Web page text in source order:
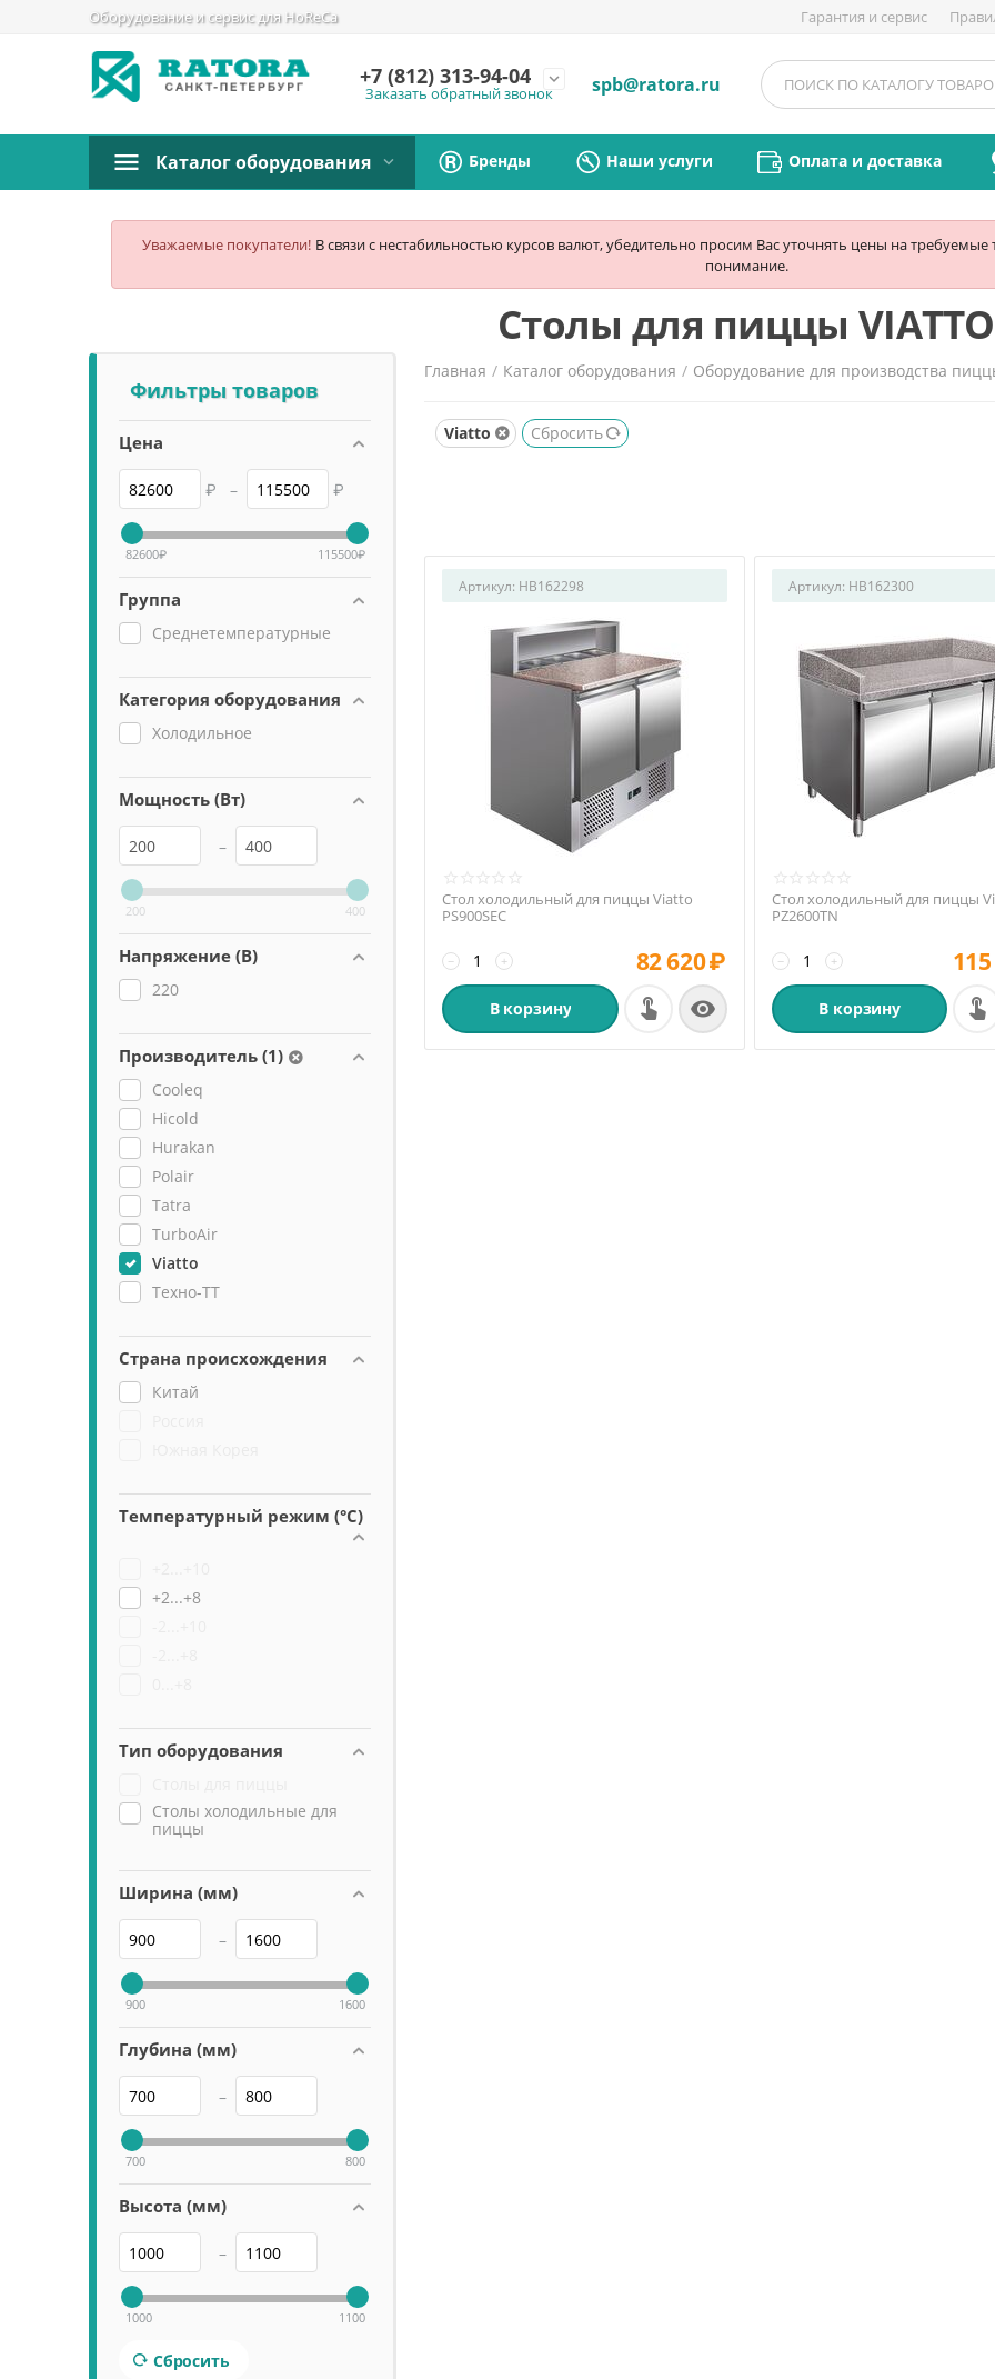
Оборудование и сервис для HoReCa Гарантия и сервис
+7 (812) 313-94-04 expand_more
Заказать обратный звонок spb@ratora.ru
Каталог оборудования Бренды Наши услуги Оплата и доставка
Уважаемые покупатели! В связи с нестабильностью курсов валют, убедительно просим Вас уточнять цены на
понимание.
Столы для пиццы VIATTO
Фильтры товаров
Цена
₽ – ₽
82600₽ 115500₽
Группа
Среднетемпературные
Категория оборудования
Холодильное
Мощность (Вт)
–
200 400
Напряжение (В)
220
Производитель (1)
Cooleq
Hicold
Hurakan
Polair
Tatra
TurboAir
Viatto
Техно-ТТ
Страна происхождения
Китай
Температурный режим (°C)
+2...+8
Тип оборудования
Столы холодильные для
пиццы
Ширина (мм)
–
900 1600
Глубина (мм)
–
700 800
Высота (мм)
–
1000 1100
Сбросить
Главная / Каталог оборудования / Оборудование для производства
Viatto Сбросить
Артикул: HB162298
Стол холодильный для пиццы Viatto
PS900SEC
+
− 82 620₽
В корзину 
Артикул: HB162300
Стол холодильный для пиццы
PZ2600TN
+
−
В корзину